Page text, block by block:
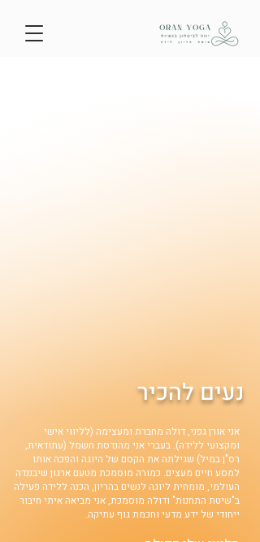
אני אורן גפני, דולה מחברת ומעצימה (לליווי אישי
ומקצועי ללידה). בעברי אני מהנדסת חשמל (עתודאית,
רס"ן במיל) שגילתה את הקסם של היוגה והפכה אותו
למסע חיים מעצים. כמורה מוסמכת מטעם ארגון שיבננדה
העולמי, מומחית ליוגה לנשים בהריון, הכנה ללידה פעילה
ב"שיטת התחנות" ודולה מוסמכת, אני מביאה איתי חיבור
ייחודי של ידע מדעי וחכמת גוף עתיקה.
נעים להכיר